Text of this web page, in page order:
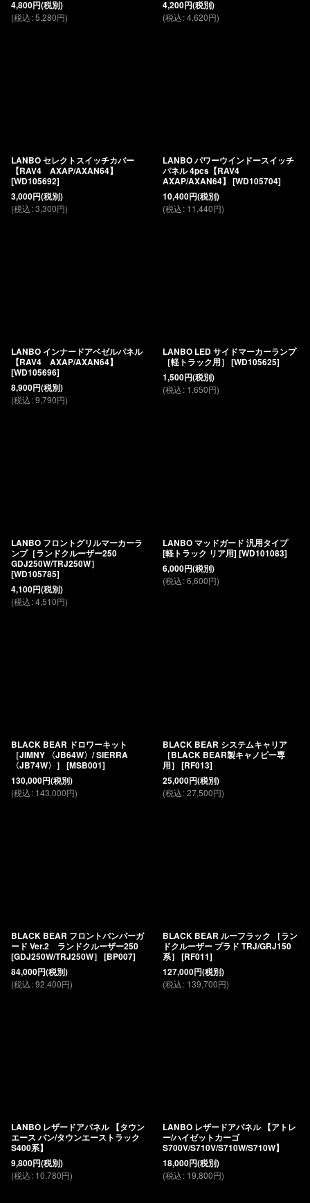
4,800円(税別)
(税込:5,280円)
4,200円(税別)
(税込:4,620円)
LANBO セレクトスイッチカバー
【RAV4 AXAP/AXAN64】
[WD105692]
3,000円(税別)
(税込:3,300円)
LANBO パワーウインドースイッチ
パネル 4pcs【RAV4
AXAP/AXAN64】 [WD105704]
10,400円(税別)
(税込: 11,440円)
LANBO インナードアベゼルパネル
【RAV4 AXAP/AXAN64】
[WD105696]
8,900円(税別)
(税込:9,790円)
LANBO LED サイドマーカーランプ
［軽トラック用］ [WD105625]
1,500円(税別)
(税込: 1,650円)
LANBO フロントグリルマーカーラ
ンプ［ランドクルーザー250
GDJ250W/TRJ250W］
[WD105785]
4,100円(税別)
(税込:4,510円)
LANBO マッドガード 汎用タイプ
[軽トラック リア用] [WD101083]
6,000円(税別)
(税込:6,600円)
BLACK BEAR ドロワーキット
［JIMNY 〈JB64W〉/ SIERRA
〈JB74W〉］ [MSB001]
130,000円(税別)
(税込: 143,000円)
BLACK BEAR システムキャリア
［BLACK BEAR製キャノピー専
用］ [RF013]
25,000円(税別)
(税込:27,500円)
BLACK BEAR フロントバンパーガ
ード Ver.2 ランドクルーザー250
[GDJ250W/TRJ250W］ [BP007]
84,000円(税別)
(税込:92,400円)
BLACK BEAR ルーフラック ［ラン
ドクルーザー プラド TRJ/GRJ150
系］ [RF011]
127,000円(税別)
(税込: 139,700円)
LANBO レザードアパネル 【タウン
エース バン/タウンエーストラック
S400系】
9,800円(税別)
(税込: 10,780円)
LANBO レザードアパネル 【アトレ
ー/ハイゼットカーゴ
S700V/S710V/S710W/S710W】
18,000円(税別)
(税込: 19,800円)